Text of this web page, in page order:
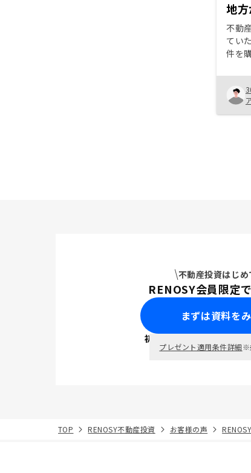
地
不動
てい
件を
つ
いて
購
った
ても
不動産投資はじめ
RENOSY会員限定
まずは資料を
初回面談で ポイ
プレゼント適用条件詳細※
TOP RENOSY不動産投資 お客様の声